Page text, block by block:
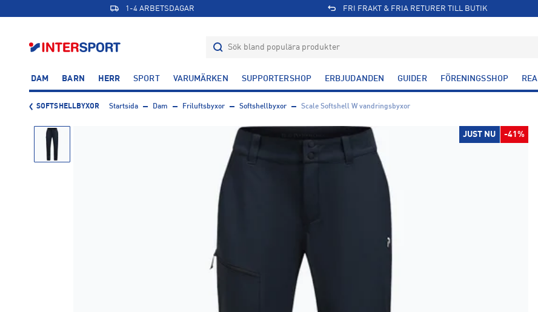
1-4 ARBETSDAGAR FRI FRAKT & FRIA RETURER TILL BUTIK
DAM BARN HERR SPORT VARUMÄRKEN SUPPORTERSHOP ERBJUDANDEN GUIDER FÖRENINGSSHOP REA
SOFTSHELLBYXOR Startsida Dam Friluftsbyxor Softshellbyxor Scale Softshell W vandringsbyxor
JUST NU -41%